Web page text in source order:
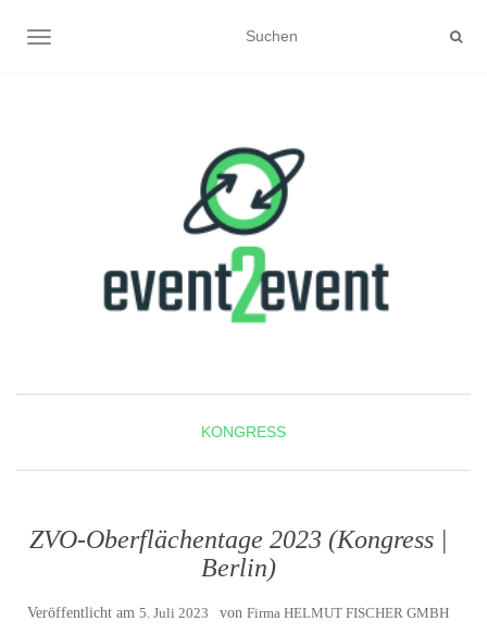
NAVIGATION UMSCHALTEN
KONGRESS
ZVO-Oberflächentage 2023 (Kongress |
Berlin)
Veröffentlicht am 5. Juli 2023 von Firma HELMUT FISCHER GMBH